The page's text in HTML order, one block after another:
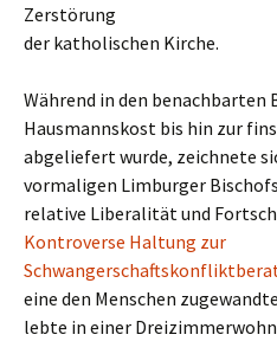
Zerstörung
der katholischen Kirche.
Während in den benachbarten
Hausmannskost bis hin zur
abgeliefert wurde, zeichnete
vormaligen Limburger
relative Liberalität und
Kontroverse Haltung zur
eine den Menschen
lebte in einer